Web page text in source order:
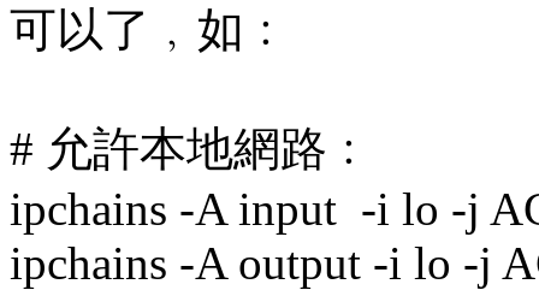
可以了﹐如﹕
# 允許本地網路﹕
ipchains -A input -i lo -j
ipchains -A output -i lo -j